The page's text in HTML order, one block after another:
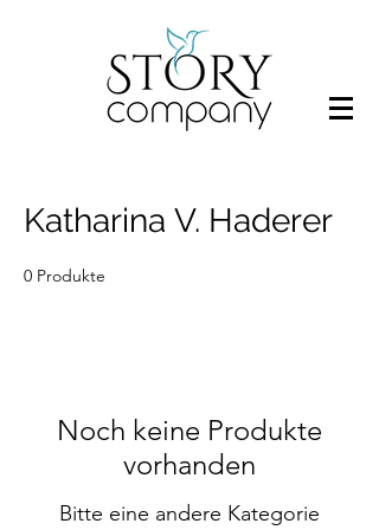
Katharina V. Haderer
0 Produkte
Noch keine Produkte
vorhanden
Bitte eine andere Kategorie